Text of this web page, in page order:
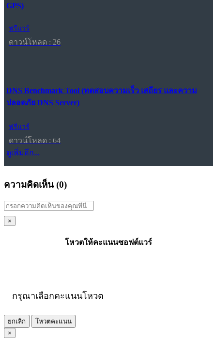
GPS)
ฟรีแวร์
ดาวน์โหลด : 26
DNS Benchmark Tool (ทดสอบความเร็ว เสถียร และความ
ปลอดภัย DNS Server)
ฟรีแวร์
ดาวน์โหลด : 64
ดูเพิ่มอีก...
ความคิดเห็น (0)
×
โหวตให้คะแนนซอฟต์แวร์
กรุณาเลือกคะแนนโหวต
ยกเลิก
โหวตคะแนน
×